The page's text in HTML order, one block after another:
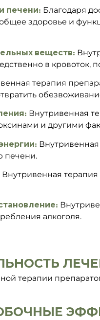
печени: Благодаря
здоровье и
веществ:
в кровоток,
терапия
Внутривенная
и другими
печени.
Внутривенная
алкоголя.
терапии